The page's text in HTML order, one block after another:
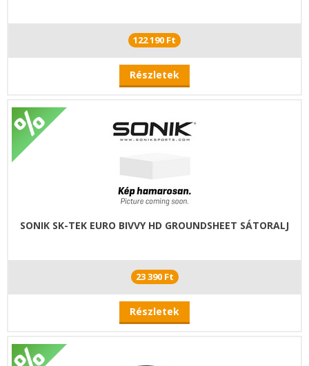
122 190 Ft
Részletek
SONIK SK-TEK EURO BIVVY HD GROUNDSHEET SÁTORALJ
23 390 Ft
Részletek